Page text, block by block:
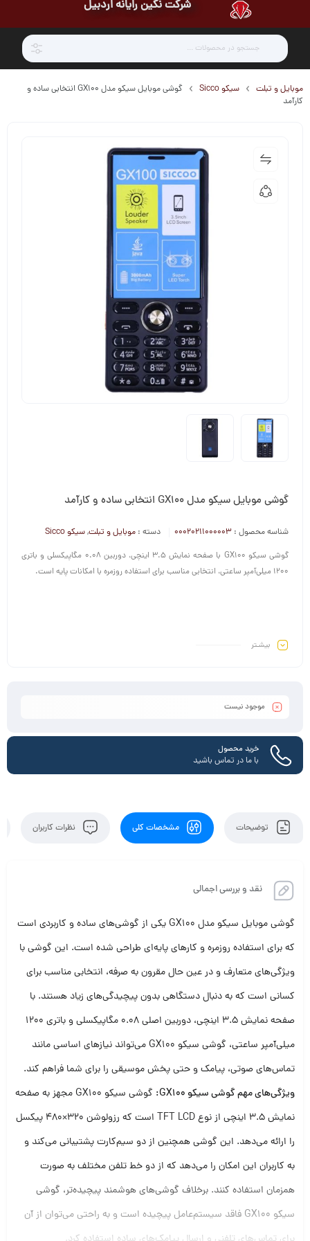
شرکت نگین رایانه اردبیل
موبایل و تبلت سیکو Sicco
گوشی موبایل سیکو مدل GX100 انتخابی ساده و
کارآمد
گوشی موبایل سیکو مدل GX100 انتخابی ساده و کارآمد
شناسه محصول : 00020211000003 دسته : موبایل و تبلت,سیکو Sicco
گوشی سیکو GX100 با صفحه نمایش 3.5 اینچی، دوربین 0.08 مگاپیکسلی و باتری
1200 میلی‌آمپر ساعتی، انتخابی مناسب برای استفاده روزمره با امکانات پایه است.
بیشـتر
موجود نیست
خرید محصول
با ما در تماس باشید
توضیحات مشخصات کلی نظرات کاربران
نقد و بررسی اجمالی
گوشی موبایل سیکو مدل GX100 یکی از گوشی‌های ساده و کاربردی است
که برای استفاده روزمره و کارهای پایه‌ای طراحی شده است. این گوشی با
ویژگی‌های متعارف و در عین حال مقرون به صرفه، انتخابی مناسب برای
کسانی است که به دنبال دستگاهی بدون پیچیدگی‌های زیاد هستند. با
صفحه نمایش 3.5 اینچی، دوربین اصلی 0.08 مگاپیکسلی و باتری 1200
میلی‌آمپر ساعتی، گوشی سیکو GX100 می‌تواند نیازهای اساسی مانند
تماس‌های صوتی، پیامک و حتی پخش موسیقی را برای شما فراهم کند.
ویژگی‌های مهم گوشی سیکو GX100:
گوشی سیکو GX100 مجهز به صفحه
نمایش 3.5 اینچی از نوع TFT LCD است که رزولوشن 320×480 پیکسل
را ارائه می‌دهد. این گوشی همچنین از دو سیم‌کارت پشتیبانی می‌کند و
به کاربران این امکان را می‌دهد که از دو خط تلفن مختلف به صورت
همزمان استفاده کنند. برخلاف گوشی‌های هوشمند پیچیده‌تر، گوشی
سیکو GX100 فاقد سیستم‌عامل پیچیده است و به راحتی می‌توان از آن